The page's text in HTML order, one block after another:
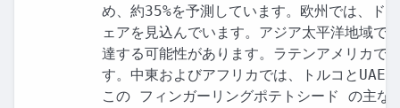
め、約35%を予測しています。欧州では、ド
ェアを見込んでいます。アジア太平洋地域で
達する可能性があります。ラテンアメリカで
す。中東およびアフリカでは、トルコとUAE
この フィンガーリングポテトシード の主